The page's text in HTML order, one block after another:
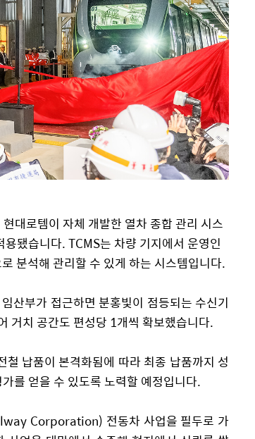
대로템이 자체 개발한 열차 종합 관리 시스
용됐습니다.TCMS는 차량 기지에서 운영인
분석해 관리할 수 있게 하는 시스템입니다.
산부가 접근하면 분홍빛이 점등되는 수신기
거치 공간도 편성당 1개씩 확보했습니다.
납품이 본격화됨에 따라 최종 납품까지 성
를 얻을 수 있도록 노력할 예정입니다.
Corporation) 전동차 사업을 필두로 가